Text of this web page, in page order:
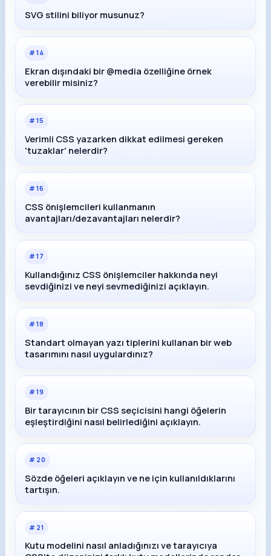
SVG stilini biliyor musunuz?
#14
Ekran dışındaki bir @media özelliğine örnek
verebilir misiniz?
#15
Verimli CSS yazarken dikkat edilmesi gereken
'tuzaklar' nelerdir?
#16
CSS önişlemcileri kullanmanın
avantajları/dezavantajları nelerdir?
#17
Kullandığınız CSS önişlemciler hakkında neyi
sevdiğinizi ve neyi sevmediğinizi açıklayın.
#18
Standart olmayan yazı tiplerini kullanan bir web
tasarımını nasıl uygulardınız?
#19
Bir tarayıcının bir CSS seçicisini hangi öğelerin
eşleştirdiğini nasıl belirlediğini açıklayın.
# 20
Sözde öğeleri açıklayın ve ne için kullanıldıklarını
tartışın.
# 21
Kutu modelini nasıl anladığınızı ve tarayıcıya